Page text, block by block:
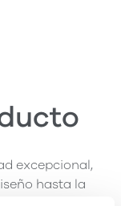
excepcional,
hasta la